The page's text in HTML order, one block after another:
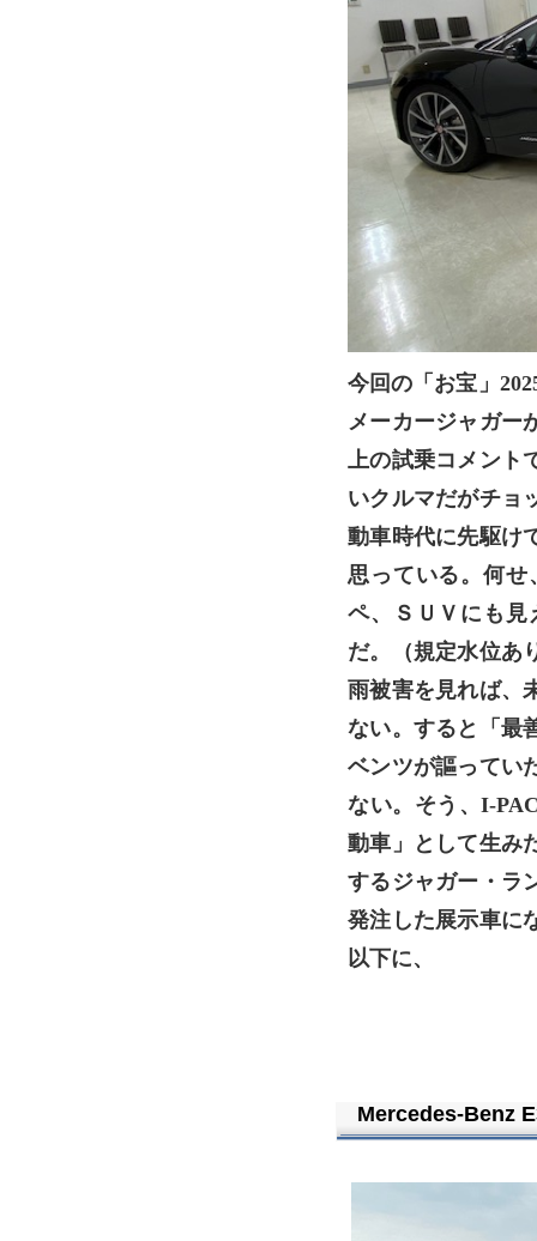
今回の「お宝」
メーカージャガー
上の試乗コメント
いクルマだがチョ
動車時代に先駆け
思っている。何せ
ペ、ＳＵＶにも見
だ。（規定水位あ
雨被害を見れば、
ない。すると「最
ベンツが謳ってい
ない。そう、I-
動車」として生み
するジャガー・ラ
発注した展示車に
以下に、
Mercedes-Benz